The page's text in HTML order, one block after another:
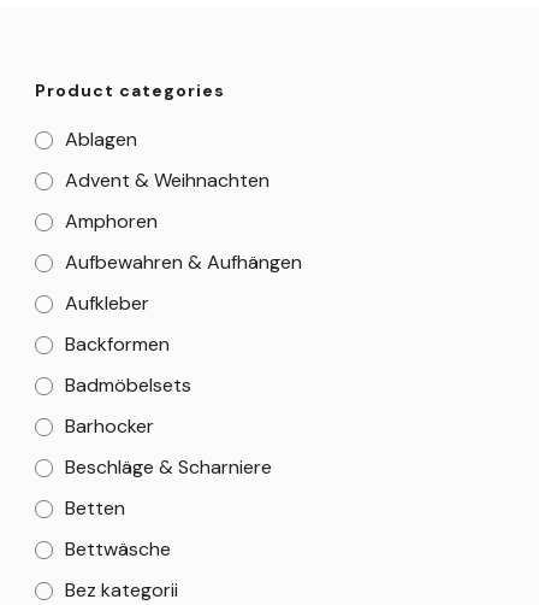
Product categories
Ablagen
Advent & Weihnachten
Amphoren
Aufbewahren & Aufhängen
Aufkleber
Backformen
Badmöbelsets
Barhocker
Beschläge & Scharniere
Betten
Bettwäsche
Bez kategorii